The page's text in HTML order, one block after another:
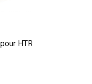
HTR
base